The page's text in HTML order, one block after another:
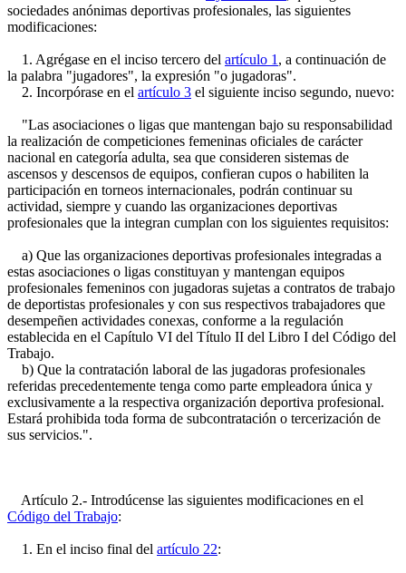
sociedades anónimas deportivas profesionales, las siguientes
modificaciones:
1. Agrégase en el inciso tercero del artículo 1 , a continuación de
la palabra "jugadores", la expresión "o jugadoras".
2. Incorpórase en el artículo 3 el siguiente inciso segundo, nuevo:
"Las asociaciones o ligas que mantengan bajo su responsabilidad
la realización de competiciones femeninas oficiales de carácter
nacional en categoría adulta, sea que consideren sistemas de
ascensos y descensos de equipos, confieran cupos o habiliten la
participación en torneos internacionales, podrán continuar su
actividad, siempre y cuando las organizaciones deportivas
profesionales que la integran cumplan con los siguientes requisitos:
a) Que las organizaciones deportivas profesionales integradas a
estas asociaciones o ligas constituyan y mantengan equipos
profesionales femeninos con jugadoras sujetas a contratos de trabajo
de deportistas profesionales y con sus respectivos trabajadores que
desempeñen actividades conexas, conforme a la regulación
establecida en el Capítulo VI del Título II del Libro I del Código del
Trabajo.
b) Que la contratación laboral de las jugadoras profesionales
referidas precedentemente tenga como parte empleadora única y
exclusivamente a la respectiva organización deportiva profesional.
Estará prohibida toda forma de subcontratación o tercerización de
sus servicios.".
Artículo 2.- Introdúcense las siguientes modificaciones en el
Código del Trabajo:
1. En el inciso final del artículo 22: